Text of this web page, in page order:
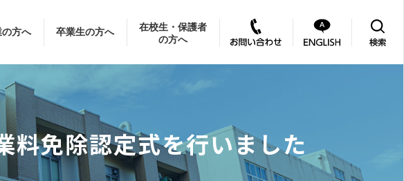
の方へ 卒業生の方へ
在校生・保護者
の方へ
料免除認定式を行いました